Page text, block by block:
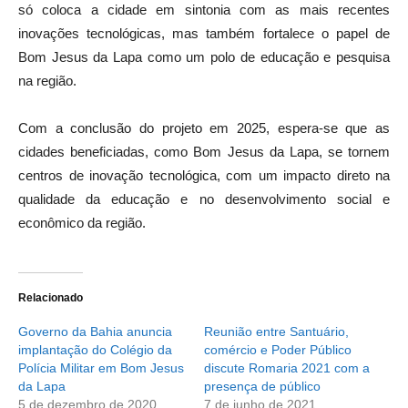
só coloca a cidade em sintonia com as mais recentes
inovações tecnológicas, mas também fortalece o papel de
Bom Jesus da Lapa como um polo de educação e pesquisa
na região.
Com a conclusão do projeto em 2025, espera-se que as
cidades beneficiadas, como Bom Jesus da Lapa, se tornem
centros de inovação tecnológica, com um impacto direto na
qualidade da educação e no desenvolvimento social e
econômico da região.
Relacionado
Governo da Bahia anuncia
implantação do Colégio da
Polícia Militar em Bom Jesus
da Lapa
5 de dezembro de 2020
Reunião entre Santuário,
comércio e Poder Público
discute Romaria 2021 com a
presença de público
7 de junho de 2021